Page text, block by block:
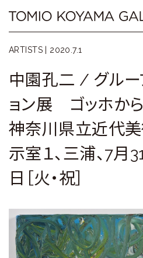
content
Tomio
Koyama
Gallery
小
山
登
美
ギ
ャ
ARTISTS | 2020.7.1
中園孔二 / グルー
ョン展 ゴッホか
神奈川県立近代
示室１、三浦、7月
日［火・祝］